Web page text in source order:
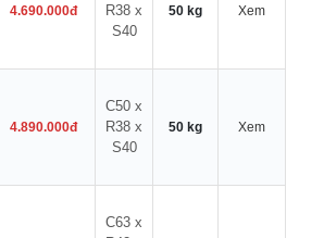
4.690.000đ
R38 x
S40
50 kg Xem
4.890.000đ
C50 x
R38 x
S40
50 kg Xem
C63 x